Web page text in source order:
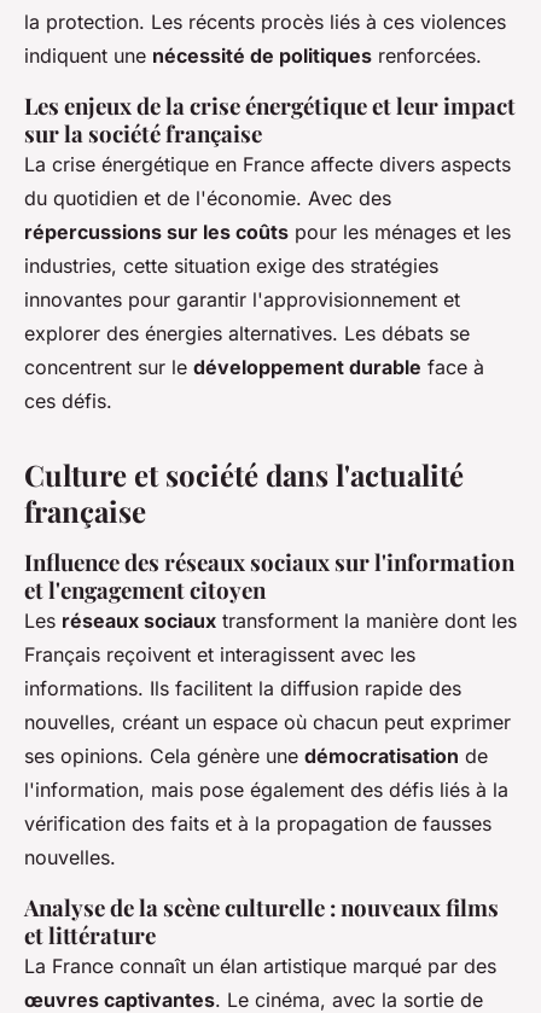
la protection. Les récents procès liés à ces violences
indiquent une nécessité de politiques renforcées.
Les enjeux de la crise énergétique et leur impact
sur la société française
La crise énergétique en France affecte divers aspects
du quotidien et de l'économie. Avec des
répercussions sur les coûts pour les ménages et les
industries, cette situation exige des stratégies
innovantes pour garantir l'approvisionnement et
explorer des énergies alternatives. Les débats se
concentrent sur le développement durable face à
ces défis.
Culture et société dans l'actualité
française
Influence des réseaux sociaux sur l'information
et l'engagement citoyen
Les réseaux sociaux transforment la manière dont les
Français reçoivent et interagissent avec les
informations. Ils facilitent la diffusion rapide des
nouvelles, créant un espace où chacun peut exprimer
ses opinions. Cela génère une démocratisation de
l'information, mais pose également des défis liés à la
vérification des faits et à la propagation de fausses
nouvelles.
Analyse de la scène culturelle : nouveaux films
et littérature
La France connaît un élan artistique marqué par des
œuvres captivantes. Le cinéma, avec la sortie de